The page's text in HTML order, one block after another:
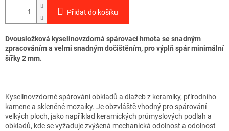
Přidat do košíku
Dvousložková kyselinovzdorná spárovací hmota se snadným
zpracováním a velmi snadným dočištěním, pro výplň spár minimální
šířky 2 mm.
Kyselinovzdorné spárování obkladů a dlažeb z keramiky, přírodního
kamene a skleněné mozaiky. Je obzvláště vhodný pro spárování
velkých ploch, jako například keramických průmyslových podlah a
obkladů, kde se vyžaduje zvýšená mechanická odolnost a odolnost